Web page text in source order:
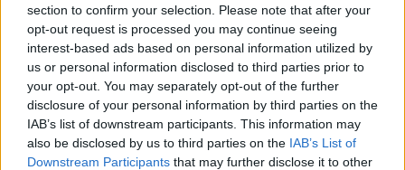
section to confirm your selection. Please note that after your
opt-out request is processed you may continue seeing
interest-based ads based on personal information utilized by
us or personal information disclosed to third parties prior to
your opt-out. You may separately opt-out of the further
disclosure of your personal information by third parties on the
IAB’s list of downstream participants. This information may
also be disclosed by us to third parties on the IAB’s List of
Downstream Participants that may further disclose it to other
Freeman a marihuána kulturális előnyeire is
felhívta a figyelmet. Felidézte a változást, ami
az eredeti, békés 1969-es Woodstock
fesztivál és a 16 évvel ezelőtti 30 éves
évforduló közt jelentkezett, ahol komoly
zavargásokra és tömeges letartóztatásokra
került sor.